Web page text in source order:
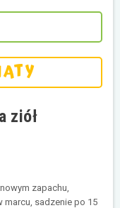
ziół
zapachu,
marcu, sadzenie po 15